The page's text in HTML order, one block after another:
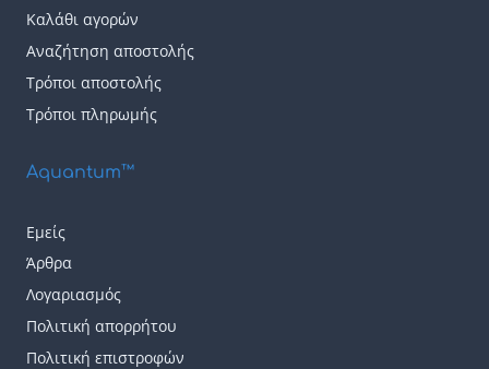
Καλάθι αγορών
Αναζήτηση αποστολής
Τρόποι αποστολής
Τρόποι πληρωμής
Aquantum™
Εμείς
Άρθρα
Λογαριασμός
Πολιτική απορρήτου
Πολιτική επιστροφών